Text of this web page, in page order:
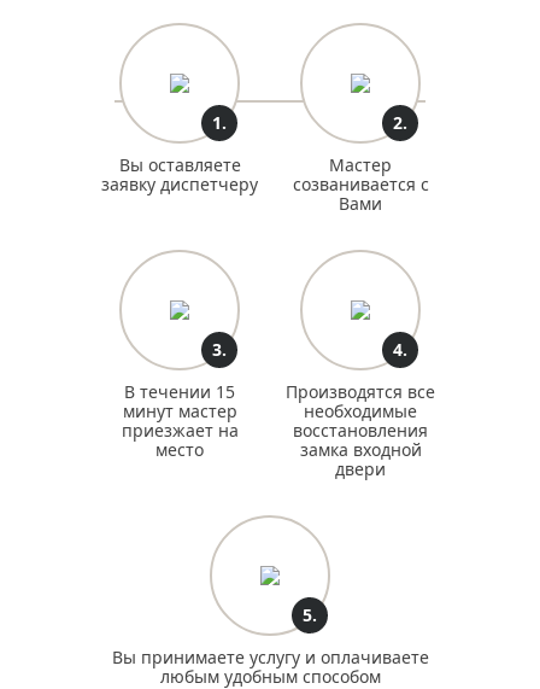
1.
Вы оставляете
заявку диспетчеру
2.
Мастер
созванивается с
Вами
3.
В течении 15
минут мастер
приезжает на
место
4.
Производятся все
необходимые
восстановления
замка входной
двери
5.
Вы принимаете услугу и оплачиваете
любым удобным способом